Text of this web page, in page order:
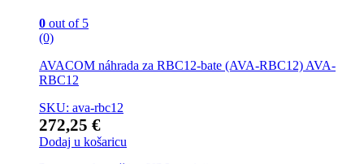
0 out of 5
(0)
AVACOM náhrada za RBC12-bate (AVA-RBC12) AVA-
RBC12
SKU: ava-rbc12
272,25 €
Dodaj u košaricu